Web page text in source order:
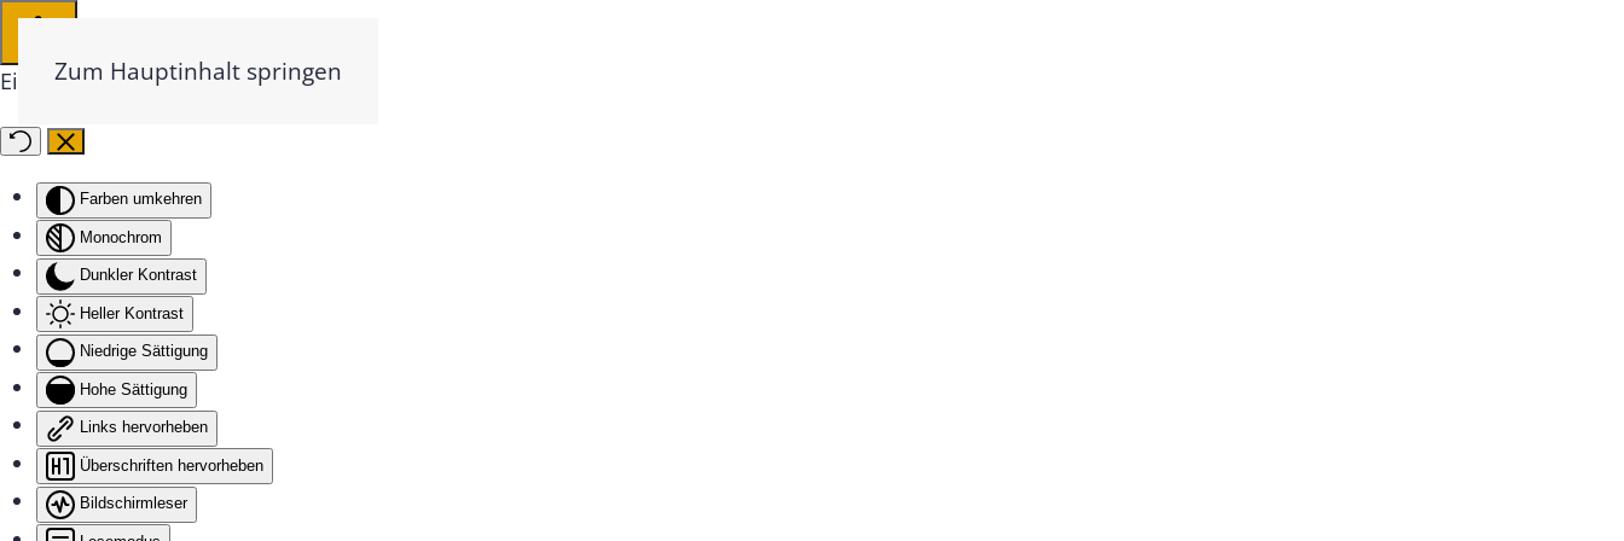
Eingabehilfen öffnen
Farben umkehren
Monochrom
Dunkler Kontrast
Heller Kontrast
Niedrige Sättigung
Hohe Sättigung
Links hervorheben
Überschriften hervorheben
Bildschirmleser
Zum Hauptinhalt springen